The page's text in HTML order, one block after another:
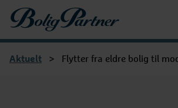
Boligpartner
Aktuelt > Flytter fra eldre bolig til